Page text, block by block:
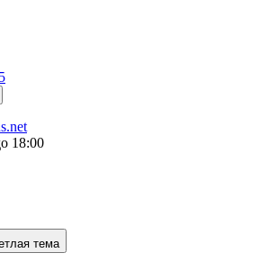
18:00
тема